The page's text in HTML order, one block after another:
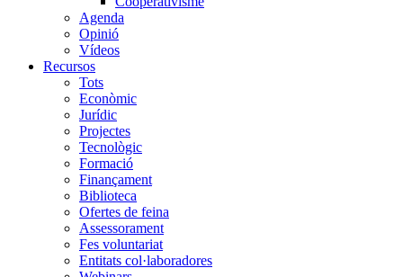
Agenda
Opinió
Vídeos
Recursos
Tots
Econòmic
Jurídic
Projectes
Tecnològic
Formació
Finançament
Biblioteca
Ofertes de feina
Assessorament
Fes voluntariat
Entitats col·laboradores